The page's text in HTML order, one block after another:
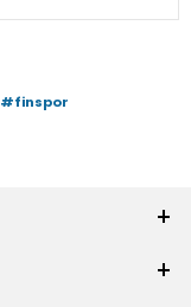
#finspor